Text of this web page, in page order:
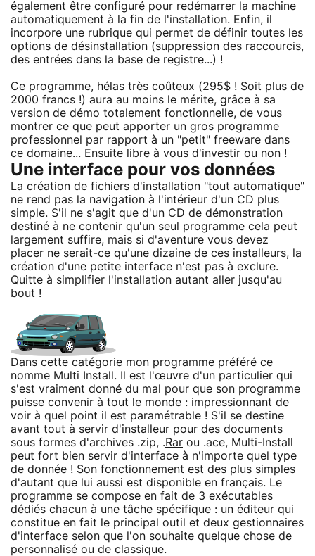
également être configuré pour redémarrer la machine
automatiquement à la fin de l'installation. Enfin, il
incorpore une rubrique qui permet de définir toutes les
options de désinstallation (suppression des raccourcis,
des entrées dans la base de registre...) !
Ce programme, hélas très coûteux (295$ ! Soit plus de
2000 francs !) aura au moins le mérite, grâce à sa
version de démo totalement fonctionnelle, de vous
montrer ce que peut apporter un gros programme
professionnel par rapport à un "petit" freeware dans
ce domaine... Ensuite libre à vous d'investir ou non !
Une interface pour vos données
La création de fichiers d'installation "tout automatique"
ne rend pas la navigation à l'intérieur d'un CD plus
simple. S'il ne s'agit que d'un CD de démonstration
destiné à ne contenir qu'un seul programme cela peut
largement suffire, mais si d'aventure vous devez
placer ne serait-ce qu'une dizaine de ces installeurs, la
création d'une petite interface n'est pas à exclure.
Quitte à simplifier l'installation autant aller jusqu'au
bout !
Dans cette catégorie mon programme préféré ce
nomme Multi Install. Il est l'œuvre d'un particulier qui
s'est vraiment donné du mal pour que son programme
puisse convenir à tout le monde : impressionnant de
voir à quel point il est paramétrable ! S'il se destine
avant tout à servir d'installeur pour des documents
sous formes d'archives .zip, .Rar ou .ace, Multi-Install
peut fort bien servir d'interface à n'importe quel type
de donnée ! Son fonctionnement est des plus simples
d'autant que lui aussi est disponible en français. Le
programme se compose en fait de 3 exécutables
dédiés chacun à une tâche spécifique : un éditeur qui
constitue en fait le principal outil et deux gestionnaires
d'interface selon que l'on souhaite quelque chose de
personnalisé ou de classique.